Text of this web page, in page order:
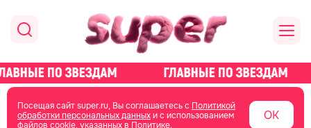
Посещая сайт super.ru, Вы соглашаетесь с Политикой
обработки персональных данныхи с использованием
файлов cookie, указанных в Политике.
ОК
главная новости о звездах новости